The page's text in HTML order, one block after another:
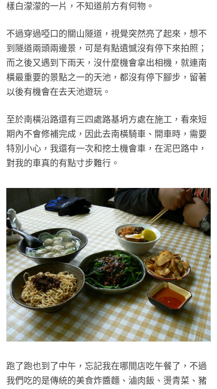
樣白濛濛的一片，不知道前方有何物。
不過穿過啞口的關山隧道，視覺突然亮了起來，想不
到隧道兩頭兩邊景，可是有點遺憾沒有停下來拍照；
而之後又遇到下雨天，沒什麼機會拿出相機，就連南
橫最重要的景點之一的天池，都沒有停下腳步，留著
以後有機會在去天池遊玩。
至於南橫沿路還有三四處路基坍方處在施工，看來短
期內不會修補完成，因此去南橫騎車、開車時，需要
特別小心，我還有一次和挖土機會車，在泥巴路中，
對我的車真的有點寸步難行。
跑了跑也到了中午，忘記我在哪間店吃午餐了，不過
我們吃的是傳統的美食炸醬麵、滷肉飯、燙青菜、豬